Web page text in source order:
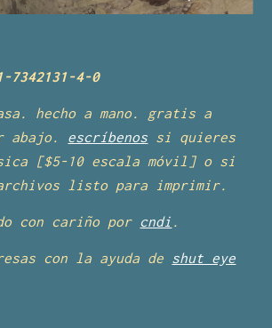
4-0
hecho a mano. gratis a
abajo. escríbenos si quieres
[$5-10 escala móvil] o si
listo para imprimir.
con cariño por cndi .
con la ayuda de shut eye